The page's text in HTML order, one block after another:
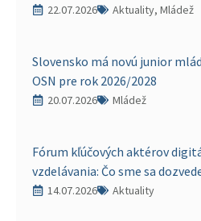
22.07.2026 Aktuality, Mládež
Slovensko má novú junior
OSN pre rok 2026/2028
20.07.2026 Mládež
Fórum kľúčových aktérov
vzdelávania: Čo sme sa
14.07.2026 Aktuality